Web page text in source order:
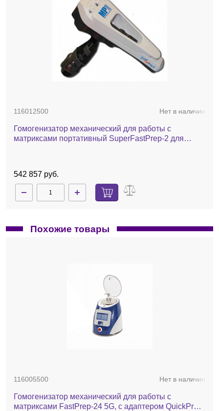
116012500 Нет в наличии
Гомогенизатор механический для работы с
матриксами портативный SuperFastPrep-2 для
542 857 руб.
Похожие товары
116005500 Нет в наличии
Гомогенизатор механический для работы с
матриксами FastPrep-24 5G, с адаптером QuickPrep,